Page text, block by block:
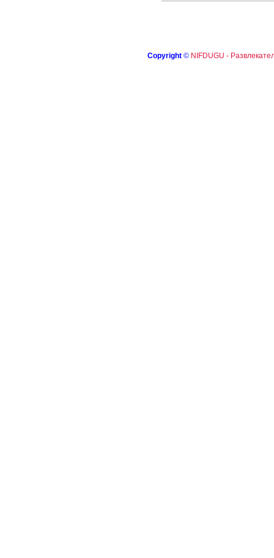
Copyright © NIFDUGU -